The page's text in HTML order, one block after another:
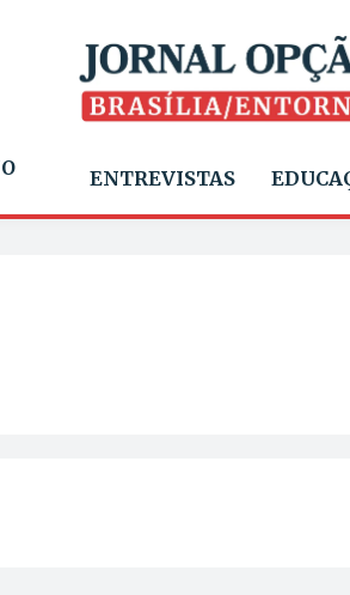
ENTREVISTAS